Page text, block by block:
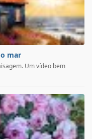
mar
Um vídeo bem